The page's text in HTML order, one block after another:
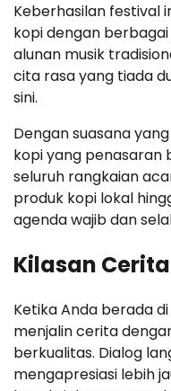
Keberhasilan festival
kopi dengan
alunan musik
cita rasa yang tiada
sini.
Dengan suasana
kopi yang penasaran
seluruh rangkaian
produk kopi lokal
agenda wajib dan
Kilasan
Ketika Anda berada
menjalin cerita
berkualitas. Dialog
mengapresiasi lebih